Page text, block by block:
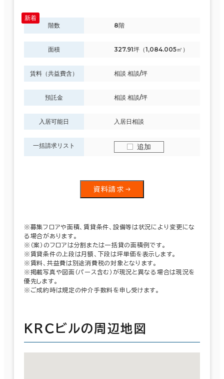
階数 8階
面積 327.91坪（1,084.005㎡）
賃料（共益費含） 相談 相談/坪
預託金 相談 相談/坪
入居可能日 入居日相談
一括請求リスト 追加
資料請求
※募集フロアや面積、賃貸条件、設備等は状況により変更にな
る場合があります。
※（案）のフロアは分割または一括貸の面積例です。
※賃貸条件の上段は月額、下段は坪単価を表示します。
※賃料、共益費は別途消費税の対象となります。
※掲載写真や図面（パース含む）が現況と異なる場合は現況を
優先します。
※ご成約時は規定の仲介手数料を申し受けます。
ＫＲＣビルの周辺地図